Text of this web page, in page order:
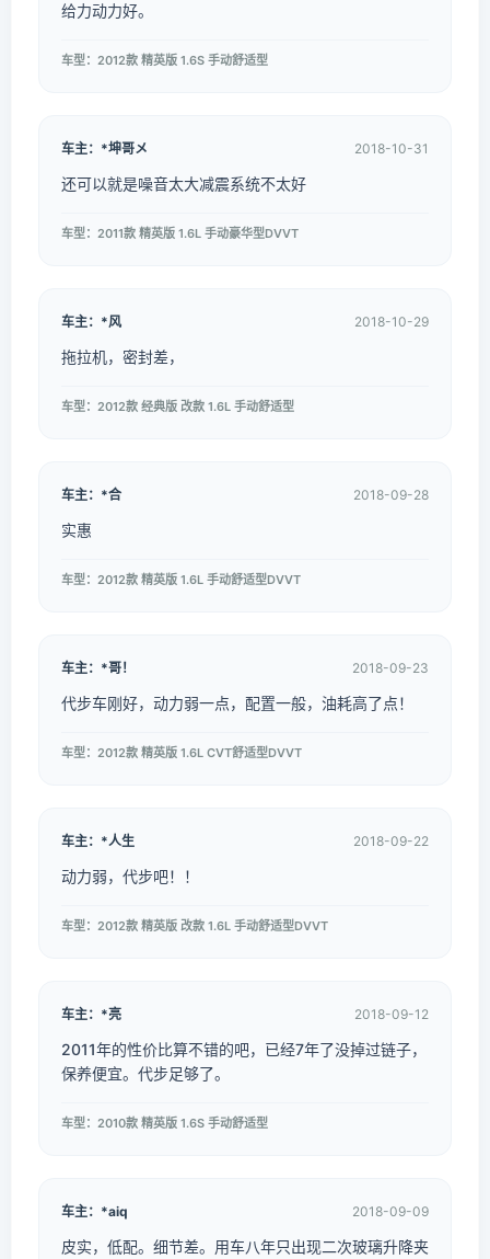
给力动力好。
车型：2012款 精英版 1.6S 手动舒适型
车主：*坤哥メ 2018-10-31
还可以就是噪音太大减震系统不太好
车型：2011款 精英版 1.6L 手动豪华型DVVT
车主：*风 2018-10-29
拖拉机，密封差，
车型：2012款 经典版 改款 1.6L 手动舒适型
车主：*合 2018-09-28
实惠
车型：2012款 精英版 1.6L 手动舒适型DVVT
车主：*哥！ 2018-09-23
代步车刚好，动力弱一点，配置一般，油耗高了点！
车型：2012款 精英版 1.6L CVT舒适型DVVT
车主：*人生 2018-09-22
动力弱，代步吧！！
车型：2012款 精英版 改款 1.6L 手动舒适型DVVT
车主：*亮 2018-09-12
2011年的性价比算不错的吧，已经7年了没掉过链子，
保养便宜。代步足够了。
车型：2010款 精英版 1.6S 手动舒适型
车主：*aiq 2018-09-09
皮实，低配。细节差。用车八年只出现二次玻璃升降夹